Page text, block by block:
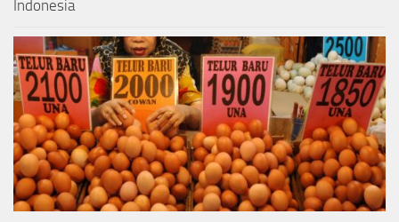
Indonesia